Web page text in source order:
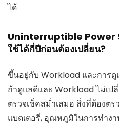
ได้
Uninterruptible Power
ใช้ได้กี่ปีก่อนต้องเปลี่ยน?
ขึ้นอยู่กับ Workload และการ
ถ้าดูแลดีและ Workload ไม่เ
ตรวจเช็คสม่ำเสมอ สิ่งที่ต้องต
แบตเตอรี่, อุณหภูมิในการทำง